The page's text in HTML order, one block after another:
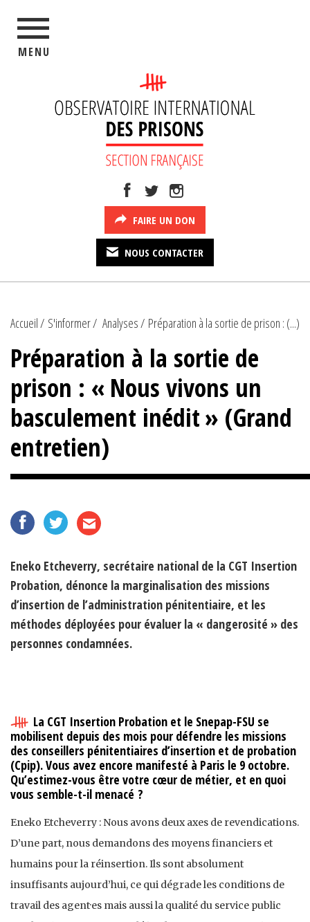
MENU
FAIRE UN DON
NOUS CONTACTER
Accueil S'informer Analyses Préparation à la sortie de prison : (...)
Préparation à la sortie de
prison : « Nous vivons un
basculement inédit » (Grand
entretien)
Eneko Etcheverry, secrétaire national de la CGT Insertion
Probation, dénonce la marginalisation des missions
d’insertion de l’administration pénitentiaire, et les
méthodes déployées pour évaluer la « dangerosité » des
personnes condamnées.
La CGT Insertion Probation et le Snepap-FSU se
mobilisent depuis des mois pour défendre les missions
des conseillers pénitentiaires d’insertion et de probation
(Cpip). Vous avez encore manifesté à Paris le 9 octobre.
Qu’estimez-vous être votre cœur de métier, et en quoi
vous semble-t-il menacé ?
Eneko Etcheverry : Nous avons deux axes de revendications.
D’une part, nous demandons des moyens financiers et
humains pour la réinsertion. Ils sont absolument
insuffisants aujourd’hui, ce qui dégrade les conditions de
travail des agent·es mais aussi la qualité du service public